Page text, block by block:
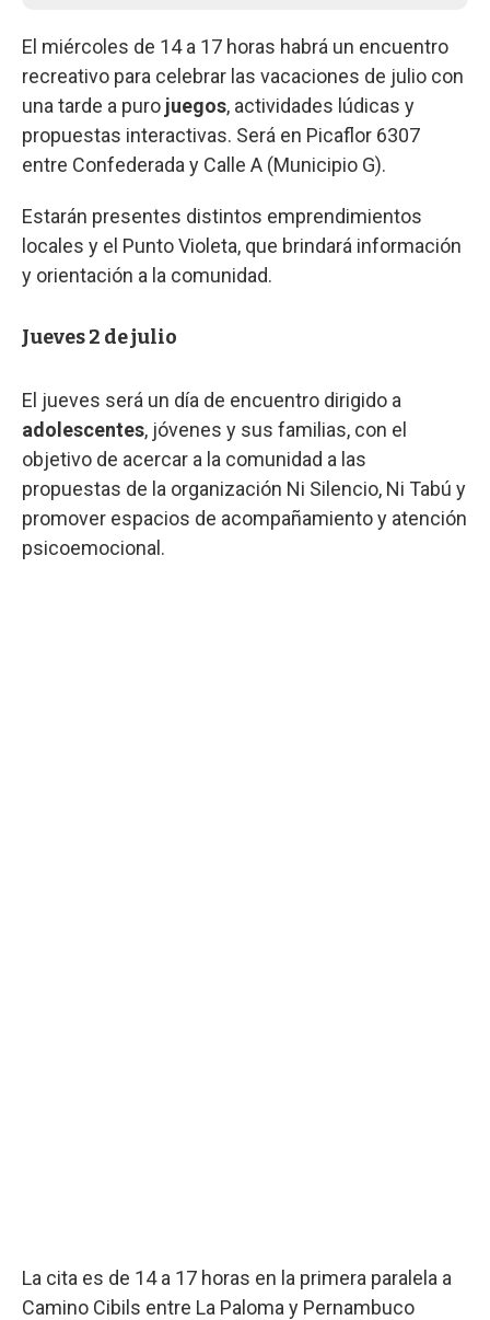
El miércoles de 14 a 17 horas habrá un encuentro
recreativo para celebrar las vacaciones de julio con
una tarde a puro juegos, actividades lúdicas y
propuestas interactivas. Será en Picaflor 6307
entre Confederada y Calle A (Municipio G).
Estarán presentes distintos emprendimientos
locales y el Punto Violeta, que brindará información
y orientación a la comunidad.
Jueves 2 de julio
El jueves será un día de encuentro dirigido a
adolescentes, jóvenes y sus familias, con el
objetivo de acercar a la comunidad a las
propuestas de la organización Ni Silencio, Ni Tabú y
promover espacios de acompañamiento y atención
psicoemocional.
La cita es de 14 a 17 horas en la primera paralela a
Camino Cibils entre La Paloma y Pernambuco